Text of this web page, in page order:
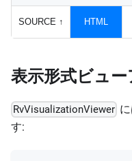
SOURCE ↑ HTML
表示形式ビュ
RvVisualizationViewer
す: